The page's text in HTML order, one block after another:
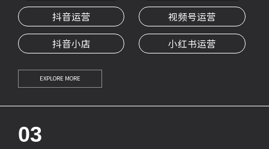
抖音运营 视频号运营
抖音小店 小红书运营
EXPLORE MORE
03